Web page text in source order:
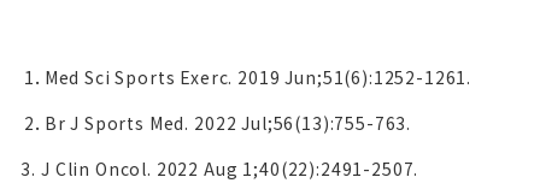
1． Med Sci Sports Exerc. 2019 Jun;51(6):1252-1261.
2． Br J Sports Med. 2022 Jul;56(13):755-763.
J Clin Oncol. 2022 Aug 1;40(22):2491-2507.